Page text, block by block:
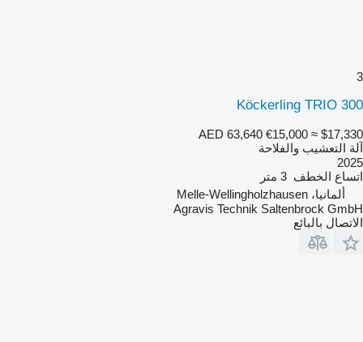
3
Köckerling TRIO 300
AED 63,640 €15,000 ≈ $17,330
آلة التعشيب والفلاحة
2025
اتساع الخطف 3 متر
ألمانيا، Melle-Wellingholzhausen
Agravis Technik Saltenbrock GmbH
الاتصال بالبائع